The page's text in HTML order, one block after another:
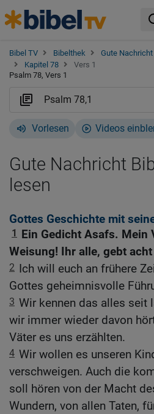
Bibel TV Bibelthek Gute Nachricht
Kapitel 78
Vers 1
Psalm 78, Vers 1
Vorlesen Videos
Gute Nachricht
lesen
Gottes Geschichte mit
1
Ein Gedicht Asafs. Mein
Weisung! Ihr alle, gebt
2 Ich will euch an frühere
Gottes geheimnisvolle
3 Wir kennen das alles seit
wir immer wieder davon
Väter es uns erzählten.
4 Wir wollen es unseren
verschweigen. Auch die
soll hören von der Macht
Wundern, von allen Taten,